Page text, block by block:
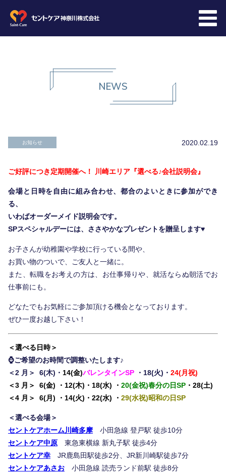
会社概要
会社情報
先輩メッセージ
職種紹介
事業所紹介
お知らせ
NEWS
お知らせ 2020.02.19
ご好評につき定期開催へ！ 川崎エリア『選べる♪会社説明会』
会場と日時を自由に組み合わせ、都合のよいときに参加ができ
る、
いわばオーダーメイド説明会です。
SPスペシャルデーには、ささやかなプレゼントを贈呈します♥
お子さんが幼稚園や学校に行っている間や、
お買い物のついで、ご友人と一緒に。
また、転職をお考えの方は、お仕事帰りや、就活ならぬ朝活でお
仕事前にも。
どなたでもお気軽にご参加頂ける機会となっております。
ぜひ一度お越し下さい！
＜選べる日時＞
⌚ご希望のお時間で調整いたします♪
＜2 月＞ 6(木)・ 14(金)バレンタインSP ・18(火)・ 24(月祝)
＜3 月＞ 6(金) ・12(木)・18(水) ・ 20(金祝)春分の日SP ・28(土)
＜4 月＞ 6(月) ・14(火)・22(水) ・ 29(水祝)昭和の日SP
＜選べる会場＞
セントケアホーム川崎多摩 小田急線 登戸駅 徒歩10分
セントケア中原 東急東横線 新丸子駅 徒歩4分
セントケア幸 JR鹿島田駅徒歩2分、JR新川崎駅徒歩7分
セントケアあさお 小田急線 読売ランド前駅 徒歩8分